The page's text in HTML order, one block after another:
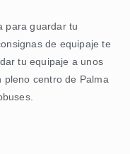
para guardar tu
de equipaje te
tu equipaje a unos
pleno centro de Palma